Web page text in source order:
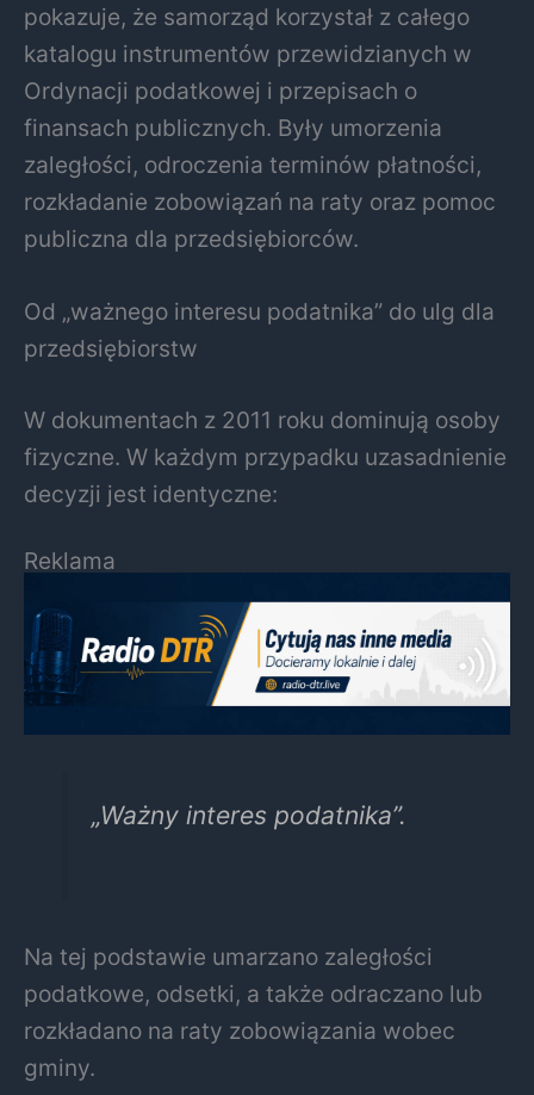
pokazuje, że samorząd korzystał z całego
katalogu instrumentów przewidzianych w
Ordynacji podatkowej i przepisach o
finansach publicznych. Były umorzenia
zaległości, odroczenia terminów płatności,
rozkładanie zobowiązań na raty oraz pomoc
publiczna dla przedsiębiorców.
Od „ważnego interesu podatnika” do ulg dla
przedsiębiorstw
W dokumentach z 2011 roku dominują osoby
fizyczne. W każdym przypadku uzasadnienie
decyzji jest identyczne:
Reklama
„Ważny interes podatnika”.
Na tej podstawie umarzano zaległości
podatkowe, odsetki, a także odraczano lub
rozkładano na raty zobowiązania wobec
gminy.